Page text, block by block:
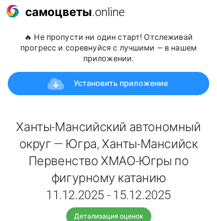
самоцветы.online
🔥 Не пропусти ни один старт! Отслеживай
прогресс и соревнуйся с лучшими — в нашем
приложении.
Установить приложение
Ханты-Мансийский автономный
округ — Югра, Ханты-Мансийск
Первенство ХМАО-Югры по
фигурному катанию
11.12.2025 - 15.12.2025
Детализация оценок